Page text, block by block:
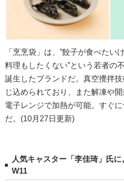
「烹烹袋」は、”餃子が食べたい
料理もしたくない”という若者の
誕生したブランドだ。真空攪拌
じ込められており、また解凍や
電子レンジで加熱が可能。すぐ
だ。(10月27日更新)
人気キャスター「李佳琦」氏
W11